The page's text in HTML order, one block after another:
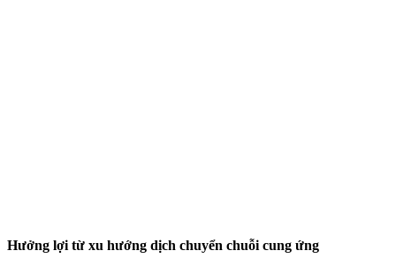
Hưởng lợi từ xu hướng dịch chuyển chuỗi cung ứng